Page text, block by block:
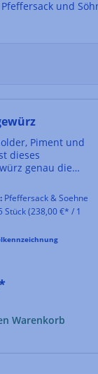
und
Piment und
dieses
genau die
und ausgefallenen
für den perfekten
Pfeffersack & Soehne
Stück(238,00 €* / 1
Warenkorb